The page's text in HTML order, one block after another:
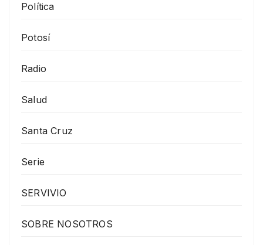
Política
Potosí
Radio
Salud
Santa Cruz
Serie
SERVIVIO
SOBRE NOSOTROS